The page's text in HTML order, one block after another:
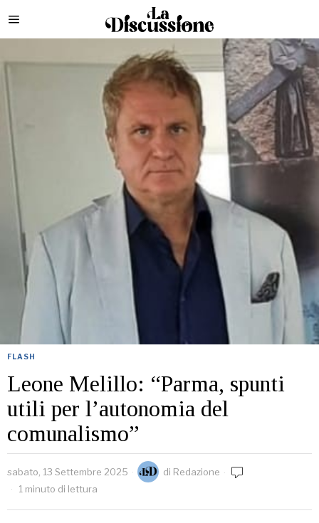
FLASH
Leone Melillo: “Parma, spunti
utili per l’autonomia del
comunalismo”
sabato, 13 Settembre 2025 di Redazione
1 minuto di lettura